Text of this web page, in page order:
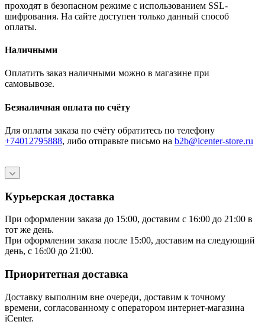
проходят в безопасном режиме с использованием SSL-
шифрования. На сайте доступен только данный способ
оплаты.
Наличными
Оплатить заказ наличными можно в магазине при
самовывозе.
Безналичная оплата по счёту
Для оплаты заказа по счёту обратитесь по телефону
+74012795888, либо отправьте письмо на b2b@icenter-store.ru
Курьерская доставка
При оформлении заказа до 15:00, доставим с 16:00 до 21:00 в
тот же день.
При оформлении заказа после 15:00, доставим на следующий
день, с 16:00 до 21:00.
Приоритетная доставка
Доставку выполним вне очереди, доставим к точному
времени, согласованному с оператором интернет-магазина
iCenter.